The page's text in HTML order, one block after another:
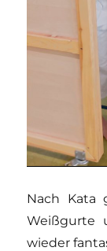
Nach Kata
Weißgurte
wieder